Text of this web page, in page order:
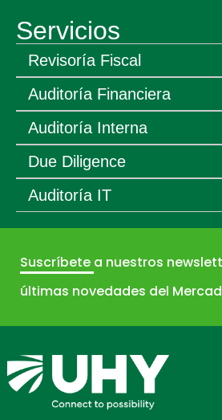
Servicios
Revisoría Fiscal
Auditoría Financiera
Auditoría Interna
Due Diligence
Auditoría IT
Suscríbete a nuestros
últimas novedades del